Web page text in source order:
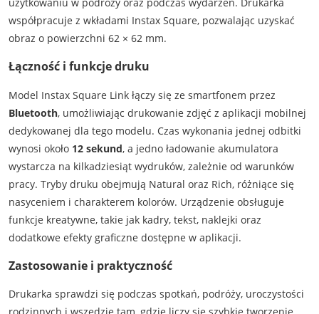
współpracuje z wkładami Instax Square, pozwalając uzyskać
obraz o powierzchni 62 × 62 mm.
Łączność i funkcje druku
Model Instax Square Link łączy się ze smartfonem przez
Bluetooth, umożliwiając drukowanie zdjęć z aplikacji mobilnej
dedykowanej dla tego modelu. Czas wykonania jednej odbitki
wynosi około 12 sekund, a jedno ładowanie akumulatora
wystarcza na kilkadziesiąt wydruków, zależnie od warunków
pracy. Tryby druku obejmują Natural oraz Rich, różniące się
nasyceniem i charakterem kolorów. Urządzenie obsługuje
funkcje kreatywne, takie jak kadry, tekst, naklejki oraz
dodatkowe efekty graficzne dostępne w aplikacji.
Zastosowanie i praktyczność
Drukarka sprawdzi się podczas spotkań, podróży, uroczystości